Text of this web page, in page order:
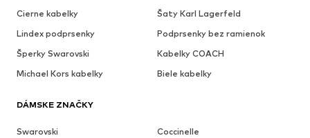
Cierne kabelky
Šaty Karl Lagerfeld
Lindex podprsenky
Podprsenky bez ramienok
Šperky Swarovski
Kabelky COACH
Michael Kors kabelky
Biele kabelky
DÁMSKE ZNAČKY
Swarovski
Coccinelle